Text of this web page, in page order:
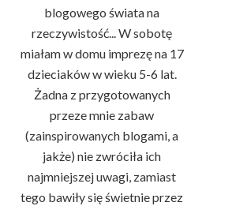
blogowego świata na
rzeczywistość... W sobotę
miałam w domu imprezę na 17
dzieciaków w wieku 5-6 lat.
Żadna z przygotowanych
przeze mnie zabaw
(zainspirowanych blogami, a
jakże) nie zwróciła ich
najmniejszej uwagi, zamiast
tego bawiły się świetnie przez